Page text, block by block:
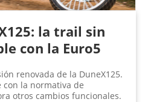
la trail sin
con la Euro5
renovada de la DuneX125.
con la normativa de
otros cambios funcionales.